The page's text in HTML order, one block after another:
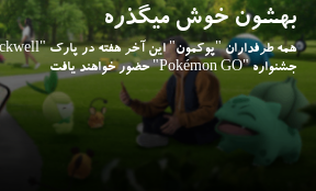
بهشون خوش میگذره
جشنواره "Pokémon GO" حضور خواهند یافت